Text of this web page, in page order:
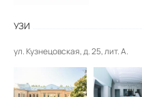
УЗИ
ул. Кузнецовская, д. 25, лит. А.